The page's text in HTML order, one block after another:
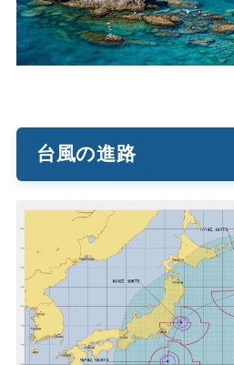
台風の進路